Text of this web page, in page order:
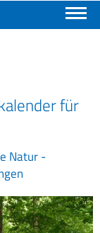
für
Natur -